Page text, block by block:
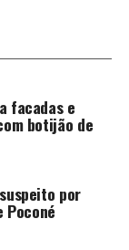
facadas e
botijão de
por
Poconé